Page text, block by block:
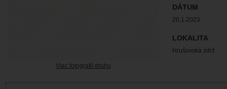
Viac fotografií druhu
DÁTUM
20.1.2023
LOKALITA
Hrušovská zdrž